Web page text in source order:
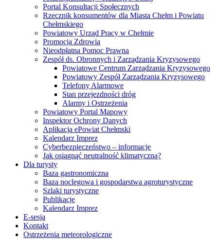
Portal Konsultacji Społecznych
Rzecznik konsumentów dla Miasta Chełm i Powiatu
Chełmskiego
Powiatowy Urząd Pracy w Chełmie
Promocja Zdrowia
Nieodpłatna Pomoc Prawna
Zespół ds. Obronnych i Zarządzania Kryzysowego
Powiatowe Centrum Zarządzania Kryzysowego
Powiatowy Zespół Zarządzania Kryzysowego
Telefony Alarmowe
Stan przejezdności dróg
Alarmy i Ostrzeżenia
Powiatowy Portal Mapowy
Inspektor Ochrony Danych
Aplikacja ePowiat Chełmski
Kalendarz Imprez
Cyberbezpieczeństwo – informacje
Jak osiągnąć neutralność klimatyczną?
Dla turysty
Baza gastronomiczna
Baza noclegowa i gospodarstwa agroturystyczne
Szlaki turystyczne
Publikacje
Kalendarz Imprez
E-sesja
Kontakt
Ostrzeżenia meteorologiczne